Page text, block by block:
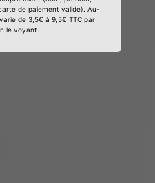
de paiement valide). Au-
de 3,5€ à 9,5€ TTC par
le voyant.